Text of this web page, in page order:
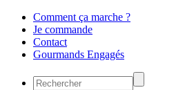
Comment ça marche ?
Je commande
Contact
Gourmands Engagés